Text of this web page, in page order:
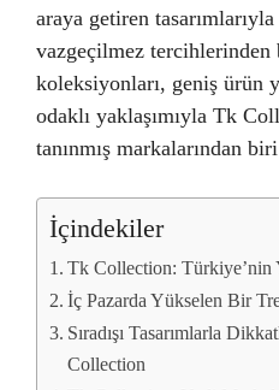
araya getiren
vazgeçilmez
koleksiyonları, geniş ürün
odaklı yaklaşımıyla Tk
tanınmış markalarından
İçindekiler
Tk Collection: Türkiye’nin
İç Pazarda Yükselen Bir
Sıradışı Tasarımlarla
Collection